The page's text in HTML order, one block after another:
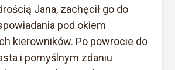
Jana, zachęcił go do
pod okiem
kierowników. Po powrocie do
i pomyślnym zdaniu